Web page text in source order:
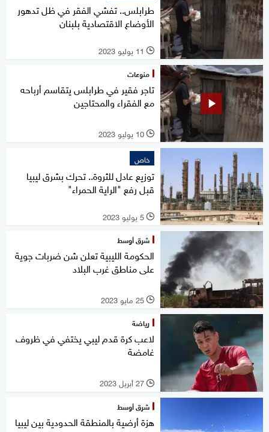
طرابلس.. تفشي الفقر في ظل تدهور
الأوضاع الاقتصادية بلبنان
l 11 يوليو 2023
منوعات
تاجر فقير في طرابلس يتقاسم أرباحه
مع الفقراء والمحتاجين
l 10 يوليو 2023
خاص
توزيع عادل للثروة.. تحرك بشرق ليبيا
قبل رفع "الراية الحمراء"
l 5 يوليو 2023
شرق أوسط
الحكومة الليبية تعلن شن ضربات جوية
على مناطق غرب البلاد
l 25 مايو 2023
رياضة
لاعب كرة قدم ليبي يختفي في ظروف
غامضة
l 27 أبريل 2023
شرق أوسط
هزة أرضية بالمنطقة الحدودية بين ليبيا